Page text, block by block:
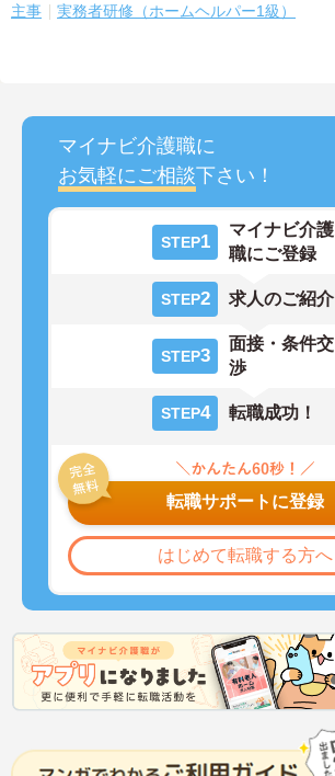
主事
実務者研修（ホームヘルパー1級）
マイナビ介護職に
お気軽にご相談下さい！
STEP1
マイナビ介護
職にご登録
STEP2 求人のご紹介
STEP3
面接・条件交
渉
STEP4 転職成功！
転職サポートに登録
はじめて転職する方へ